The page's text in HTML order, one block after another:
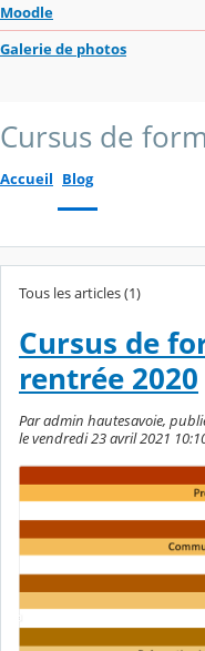
Moodle
Galerie de photos
Cursus de
Accueil Blog
Tous les articles (1)
Cursus de
rentrée 2020
Par admin hautesavoie,
le vendredi 23 avril 2021